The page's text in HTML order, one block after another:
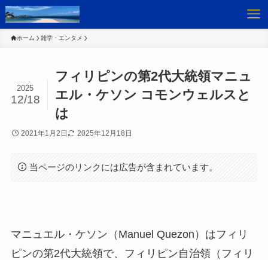
ホーム 雑学・エンタメ
フィリピンの第2代大統領マニュ
エル・ケソン コモンウェルスと
は
2025
12/18
2021年1月2日 2025年12月18日
当ページのリンクには広告が含まれています。
マニュエル・ケソン（Manuel Quezon） はフィリ
ピンの第2代大統領で、フィリピン自治領（フィリ